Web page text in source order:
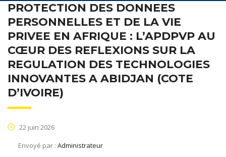
PROTECTION DES DONNEES
PERSONNELLES ET DE LA VIE
PRIVEE EN AFRIQUE : L’APDPVP AU
CŒUR DES REFLEXIONS SUR LA
REGULATION DES TECHNOLOGIES
INNOVANTES A ABIDJAN (COTE
D’IVOIRE)
22 juin 2026
Envoyé par : Administrateur